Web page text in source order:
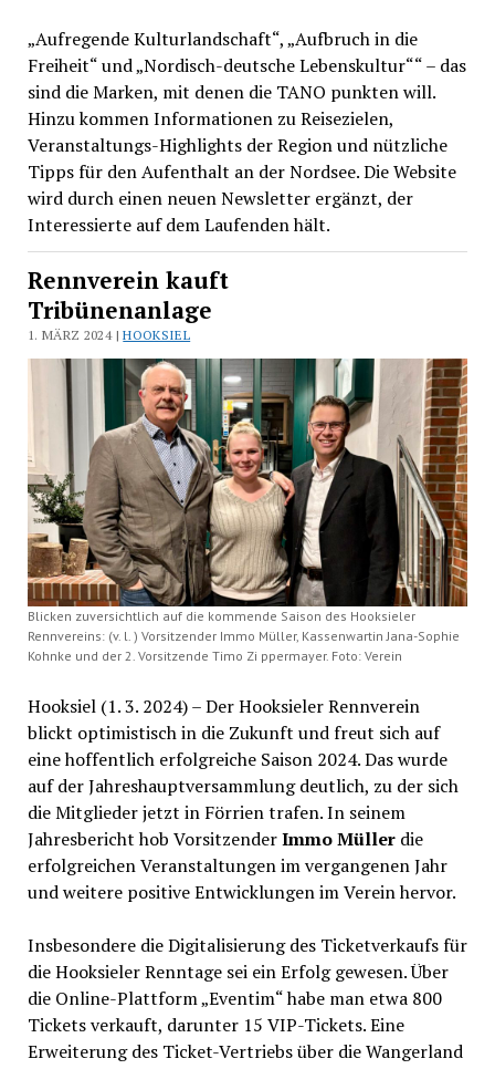
„Aufregende Kulturlandschaft“, „Aufbruch in die
Freiheit“ und „Nordisch-deutsche Lebenskultur““ – das
sind die Marken, mit denen die TANO punkten will.
Hinzu kommen Informationen zu Reisezielen,
Veranstaltungs-Highlights der Region und nützliche
Tipps für den Aufenthalt an der Nordsee. Die Website
wird durch einen neuen Newsletter ergänzt, der
Interessierte auf dem Laufenden hält.
Rennverein kauft
Tribünenanlage
1. MÄRZ 2024 |HOOKSIEL
Blicken zuversichtlich auf die kommende Saison des Hooksieler
Rennvereins: (v. l. ) Vorsitzender Immo Müller, Kassenwartin Jana-Sophie
Kohnke und der 2. Vorsitzende Timo Zi ppermayer. Foto: Verein
Hooksiel (1. 3. 2024) – Der Hooksieler Rennverein
blickt optimistisch in die Zukunft und freut sich auf
eine hoffentlich erfolgreiche Saison 2024. Das wurde
auf der Jahreshauptversammlung deutlich, zu der sich
die Mitglieder jetzt in Förrien trafen. In seinem
Jahresbericht hob VorsitzenderImmo Müllerdie
erfolgreichen Veranstaltungen im vergangenen Jahr
und weitere positive Entwicklungen im Verein hervor.
Insbesondere die Digitalisierung des Ticketverkaufs für
die Hooksieler Renntage sei ein Erfolg gewesen. Über
die Online-Plattform „Eventim“ habe man etwa 800
Tickets verkauft, darunter 15 VIP-Tickets. Eine
Erweiterung des Ticket-Vertriebs über die Wangerland